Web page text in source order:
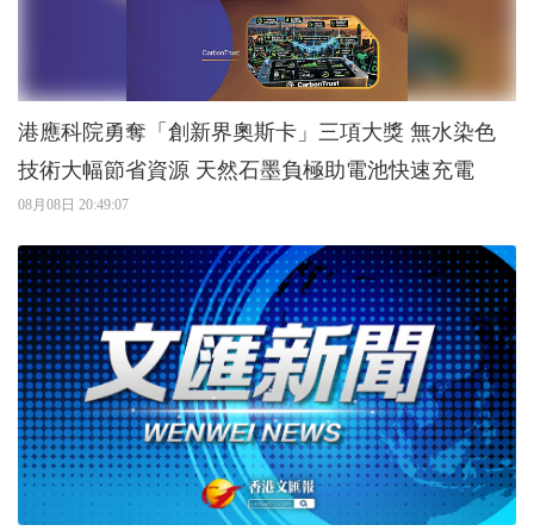
港應科院勇奪「創新界奧斯卡」三項大獎 無水染色
技術大幅節省資源 天然石墨負極助電池快速充電
08月08日 20:49:07